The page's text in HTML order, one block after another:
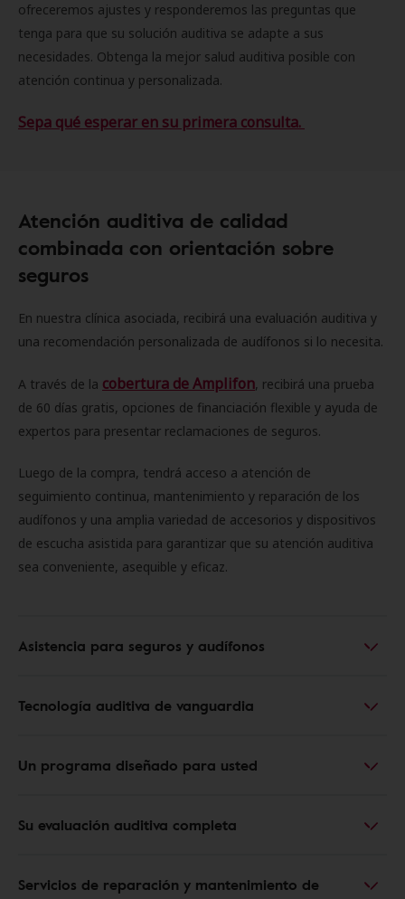
ofreceremos ajustes y responderemos las preguntas que
tenga para que su solución auditiva se adapte a sus
necesidades. Obtenga la mejor salud auditiva posible con
atención continua y personalizada.
Sepa qué esperar en su primera consulta.
Atención auditiva de calidad
combinada con orientación sobre
seguros
En nuestra clínica asociada, recibirá una evaluación auditiva y
una recomendación personalizada de audífonos si lo necesita.
A través de la cobertura de Amplifon, recibirá una prueba
de 60 días gratis, opciones de financiación flexible y ayuda de
expertos para presentar reclamaciones de seguros.
Luego de la compra, tendrá acceso a atención de
seguimiento continua, mantenimiento y reparación de los
audífonos y una amplia variedad de accesorios y dispositivos
de escucha asistida para garantizar que su atención auditiva
sea conveniente, asequible y eficaz.
Asistencia para seguros y audífonos
Tecnología auditiva de vanguardia
Un programa diseñado para usted
Su evaluación auditiva completa
Servicios de reparación y mantenimiento de